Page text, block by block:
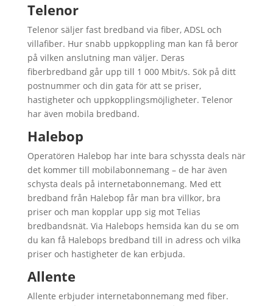
Telenor
Telenor säljer fast bredband via fiber, ADSL och
villafiber. Hur snabb uppkoppling man kan få beror
på vilken anslutning man väljer. Deras
fiberbredband går upp till 1 000 Mbit/s. Sök på ditt
postnummer och din gata för att se priser,
hastigheter och uppkopplingsmöjligheter. Telenor
har även mobila bredband.
Halebop
Operatören Halebop har inte bara schyssta deals när
det kommer till mobilabonnemang – de har även
schysta deals på internetabonnemang. Med ett
bredband från Halebop får man bra villkor, bra
priser och man kopplar upp sig mot Telias
bredbandsnät. Via Halebops hemsida kan du se om
du kan få Halebops bredband till in adress och vilka
priser och hastigheter de kan erbjuda.
Allente
Allente erbjuder internetabonnemang med fiber.